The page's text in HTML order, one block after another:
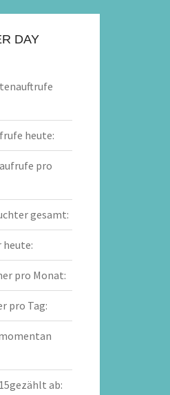
DAY
heute:
pro
gesamt:
heute:
pro Monat:
pro Tag:
gezählt ab: